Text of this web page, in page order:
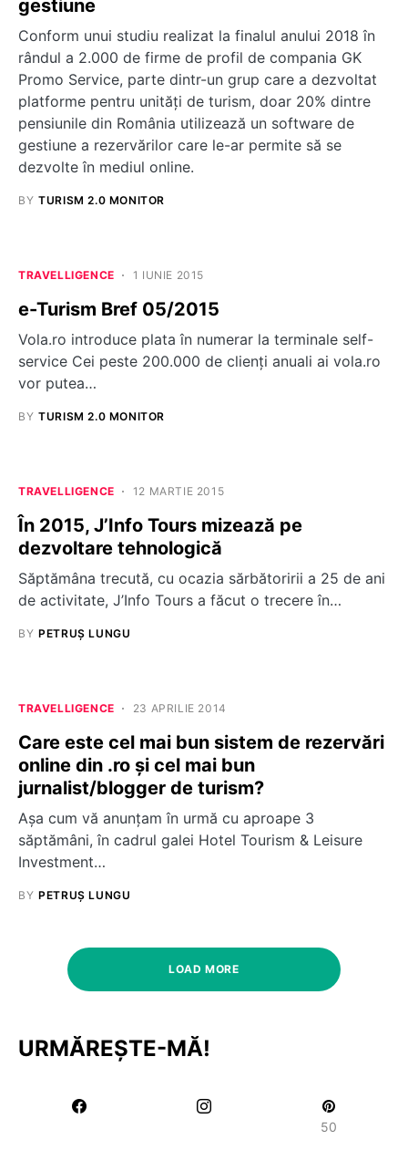
gestiune
Conform unui studiu realizat la finalul anului 2018 în
rândul a 2.000 de firme de profil de compania GK
Promo Service, parte dintr-un grup care a dezvoltat
platforme pentru unităţi de turism, doar 20% dintre
pensiunile din România utilizează un software de
gestiune a rezervărilor care le-ar permite să se
dezvolte în mediul online.
BY TURISM 2.0 MONITOR
TRAVELLIGENCE 1 IUNIE 2015
e-Turism Bref 05/2015
Vola.ro introduce plata în numerar la terminale self-
service Cei peste 200.000 de clienți anuali ai vola.ro
vor putea…
BY TURISM 2.0 MONITOR
TRAVELLIGENCE 12 MARTIE 2015
În 2015, J’Info Tours mizează pe
dezvoltare tehnologică
Săptămâna trecută, cu ocazia sărbătoririi a 25 de ani
de activitate, J’Info Tours a făcut o trecere în…
BY PETRUȘ LUNGU
TRAVELLIGENCE 23 APRILIE 2014
Care este cel mai bun sistem de rezervări
online din .ro și cel mai bun
jurnalist/blogger de turism?
Așa cum vă anunțam în urmă cu aproape 3
săptămâni, în cadrul galei Hotel Tourism & Leisure
Investment…
BY PETRUȘ LUNGU
LOAD MORE
URMĂREȘTE-MĂ!
50